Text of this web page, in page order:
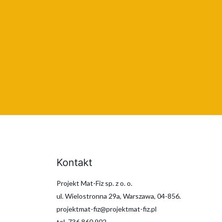
Kontakt
Projekt Mat-Fiz sp. z o. o.
ul. Wielostronna 29a, Warszawa, 04-856.
projektmat-fiz@projektmat-fiz.pl